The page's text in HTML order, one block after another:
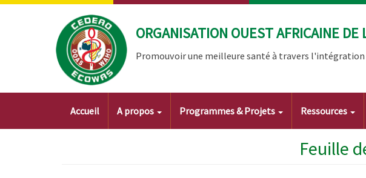
Aller
ORGANISATION OUEST AFRICAINE DE
Promouvoir une meilleure santé à travers
Main
navigation
Accueil A propos Programmes & Projets Ressources
Feuille